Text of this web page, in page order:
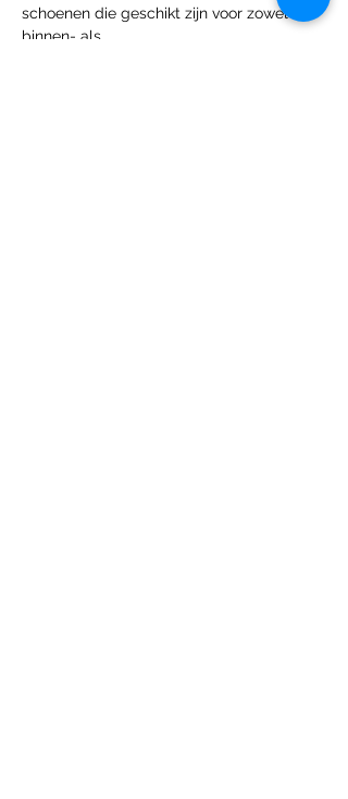
schoenen die geschikt zijn voor zowel
binnen- als